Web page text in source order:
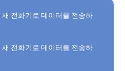
전화기로 데이터를 전송하
전화기로 데이터를 전송하